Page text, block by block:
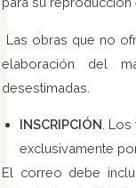
Las obras que no
elaboración del
desestimadas.
INSCRIPCIÓN .
exclusivamente
El correo debe